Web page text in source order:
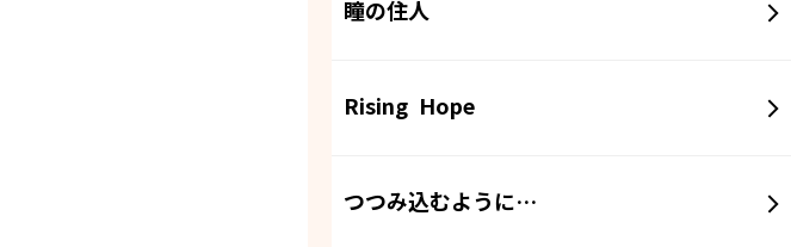
瞳の住人
Rising Hope
つつみ込むように…